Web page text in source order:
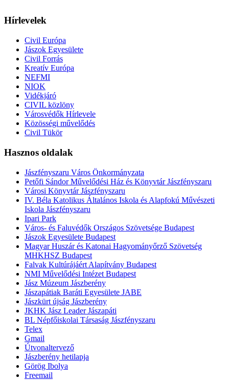
Hírlevelek
Civil Európa
Jászok Egyesülete
Civil Forrás
Kreatív Európa
NEFMI
NIOK
Vidékjáró
CIVIL közlöny
Városvédők Hírlevele
Közösségi művelődés
Civil Tükör
Hasznos oldalak
Jászfényszaru Város Önkormányzata
Petőfi Sándor Művelődési Ház és Könyvtár Jászfényszaru
Városi Könyvtár Jászfényszaru
IV. Béla Katolikus Általános Iskola és Alapfokú Művészeti
Iskola Jászfényszaru
Ipari Park
Város- és Faluvédők Országos Szövetsége Budapest
Jászok Egyesülete Budapest
Magyar Huszár és Katonai Hagyományőrző Szövetség
MHKHSZ Budapest
Falvak Kultúrájáért Alapítvány Budapest
NMI Művelődési Intézet Budapest
Jász Múzeum Jászberény
Jászapátiak Baráti Egyesülete JABE
Jászkürt újság Jászberény
JKHK Jász Leader Jászapáti
BL Népfőiskolai Társaság Jászfényszaru
Telex
Gmail
Útvonaltervező
Jászberény hetilapja
Görög Ibolya
Freemail